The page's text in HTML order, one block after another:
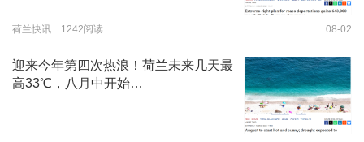
荷兰快讯 1242阅读 08-02
迎来今年第四次热浪！荷兰未来几天最
高33℃，八月中开始…